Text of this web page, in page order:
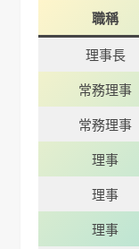
職稱
理事長
常務理事
常務理事
理事
理事
理事